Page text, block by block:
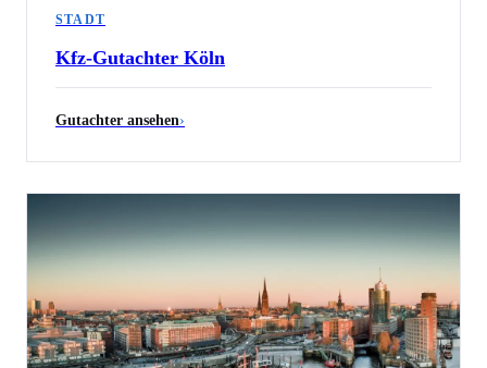
STADT
Kfz-Gutachter Köln
Gutachter ansehen›